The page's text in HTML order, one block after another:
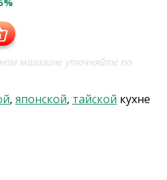
магазине уточняйте по
, японской, тайской кухне